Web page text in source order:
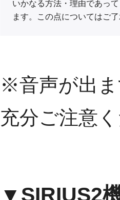
いかなる方法・理由であっ
ます。この点についてはご
※音声が出
充分ご注意
▼SIRIUS2